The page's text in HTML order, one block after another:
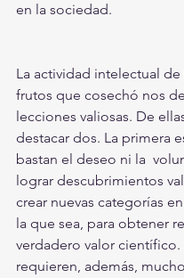
en la sociedad.
La actividad intelectual de
frutos que cosechó nos
lecciones valiosas. De
destacar dos. La primera
bastan el deseo ni la
lograr descubrimientos
crear nuevas categorías
la que sea, para obtener
verdadero valor científico.
requieren, además,